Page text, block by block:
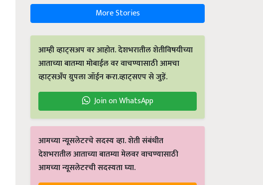
More Stories
आम्ही व्हाट्सअप वर आहोत. देशभरातील शेतीविषयीच्या
आताच्या बातम्या मोबाईल वर वाचण्यासाठी आमचा
व्हाट्सअँप ग्रुपला जॉईन करा.व्हाट्सएप से जुड़ें.
Join on WhatsApp
आमच्या न्यूसलेटरचे सदस्य व्हा. शेती संबंधीत
देशभरातील आताच्या बातम्या मेलवर वाचण्यासाठी
आमच्या न्यूसलेटरची सदस्यता घ्या.